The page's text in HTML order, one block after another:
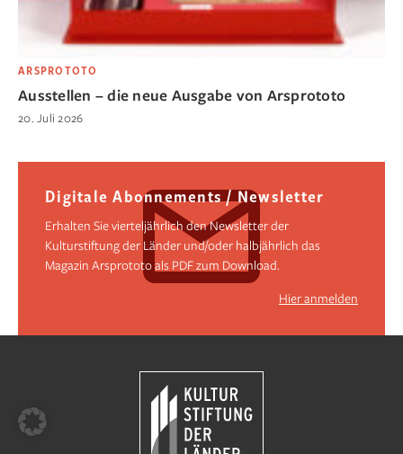
ARSPROTOTO
Ausstellen – die neue Ausgabe von Arsprototo
20. Juli 2026
Digitale Abonnements / Newsletter
Erhalten Sie vierteljährlich den Newsletter der
Kulturstiftung der Länder und/oder halbjährlich das
Magazin Arsprototo als PDF zum Download.
Hier anmelden